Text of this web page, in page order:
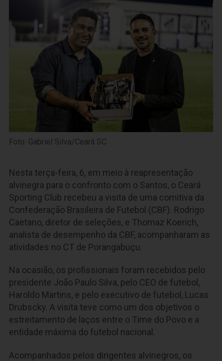
Foto: Gabriel Silva/Ceará SC
Nesta terça-feira, 6, em meio à reapresentação
alvinegra para o confronto com o Santos, o Ceará
Sporting Club recebeu a visita de uma comitiva da
Confederação Brasileira de Futebol (CBF). Rodrigo
Caetano, diretor de seleções, e Thomaz Koerich,
analista de desempenho da CBF, acompanharam as
atividades no CT de Porangabuçu.
Na ocasião, os profissionais foram recebidos pelo
presidente João Paulo Silva, pelo CEO de futebol,
Haroldo Martins, e pelo executivo de futebol, Lucas
Drubscky. A visita teve como um dos objetivos o
estreitamento de laços entre o Time do Povo e a
entidade máxima do futebol nacional.
Acompanhados pelos dirigentes alvinegros, os